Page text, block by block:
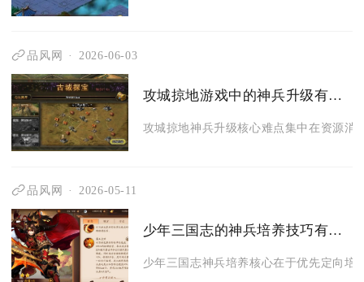
品风网 2026-06-03
攻城掠地游戏中的神兵升级有哪些难点
攻城掠地神兵升级核心难点集中在资源消
品风网 2026-05-11
少年三国志的神兵培养技巧有哪些
少年三国志神兵培养核心在于优先定向培